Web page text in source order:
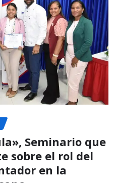
Seminario que
sobre el rol del
en la